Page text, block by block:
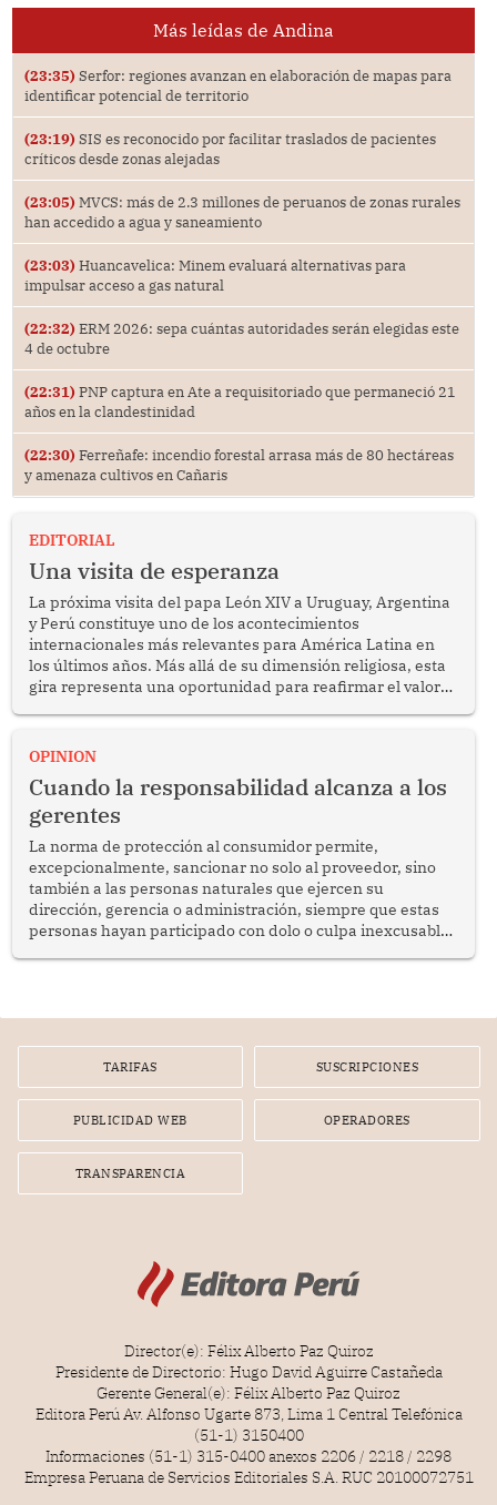
Más leídas de Andina
(23:35) Serfor: regiones avanzan en elaboración de mapas para
identificar potencial de territorio
(23:19) SIS es reconocido por facilitar traslados de pacientes
críticos desde zonas alejadas
(23:05) MVCS: más de 2.3 millones de peruanos de zonas rurales
han accedido a agua y saneamiento
(23:03) Huancavelica: Minem evaluará alternativas para
impulsar acceso a gas natural
(22:32) ERM 2026: sepa cuántas autoridades serán elegidas este
4 de octubre
(22:31) PNP captura en Ate a requisitoriado que permaneció 21
años en la clandestinidad
(22:30) Ferreñafe: incendio forestal arrasa más de 80 hectáreas
y amenaza cultivos en Cañaris
EDITORIAL
Una visita de esperanza
La próxima visita del papa León XIV a Uruguay, Argentina
y Perú constituye uno de los acontecimientos
internacionales más relevantes para América Latina en
los últimos años. Más allá de su dimensión religiosa, esta
gira representa una oportunidad para reafirmar el valor
enfrenta desafíos en materia de desarrollo, cohesión
OPINION
Cuando la responsabilidad alcanza a los
gerentes
La norma de protección al consumidor permite,
excepcionalmente, sancionar no solo al proveedor, sino
también a las personas naturales que ejercen su
dirección, gerencia o administración, siempre que estas
personas hayan participado con dolo o culpa inexcusable
por la frustrada realización de un meet and greet con
TARIFAS SUSCRIPCIONES
PUBLICIDAD WEB OPERADORES
TRANSPARENCIA
Director(e): Félix Alberto Paz Quiroz
Presidente de Directorio: Hugo David Aguirre Castañeda
Gerente General(e): Félix Alberto Paz Quiroz
Editora Perú Av. Alfonso Ugarte 873, Lima 1 Central Telefónica
(51-1) 3150400
Informaciones (51-1) 315-0400 anexos 2206 / 2218 / 2298
Empresa Peruana de Servicios Editoriales S.A. RUC 20100072751